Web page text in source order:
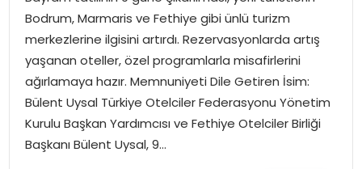
Bodrum, Marmaris ve Fethiye gibi ünlü turizm
merkezlerine ilgisini artırdı. Rezervasyonlarda artış
yaşanan oteller, özel programlarla misafirlerini
ağırlamaya hazır. Memnuniyeti Dile Getiren İsim:
Bülent Uysal Türkiye Otelciler Federasyonu Yönetim
Kurulu Başkan Yardımcısı ve Fethiye Otelciler Birliği
Başkanı Bülent Uysal, 9…